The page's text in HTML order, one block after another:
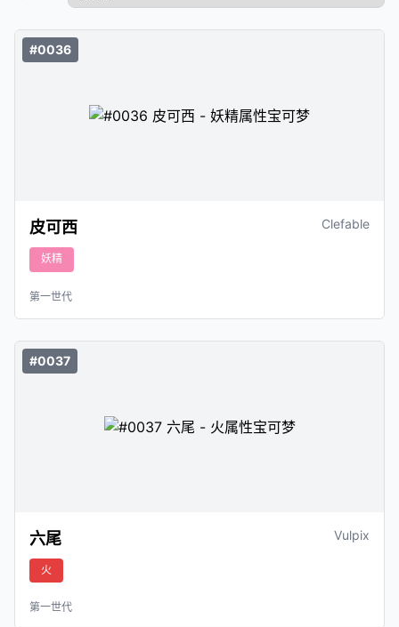
#0036
皮可西 Clefable
妖精
第一世代
#0037
六尾 Vulpix
火
第一世代